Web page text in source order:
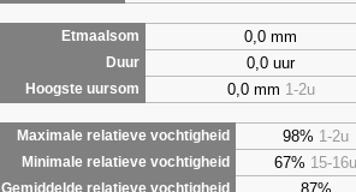
Etmaalsom 0,0 mm
Duur 0,0 uur
Hoogste uursom 0,0 mm 1-2u
Maximale relatieve vochtigheid 98% 1-2u
Minimale relatieve vochtigheid 67% 15-16u
Gemiddelde relatieve vochtigheid